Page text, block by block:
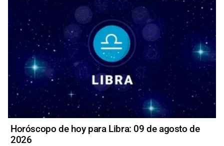
Horóscopo de hoy para Libra: 09 de agosto de
2026